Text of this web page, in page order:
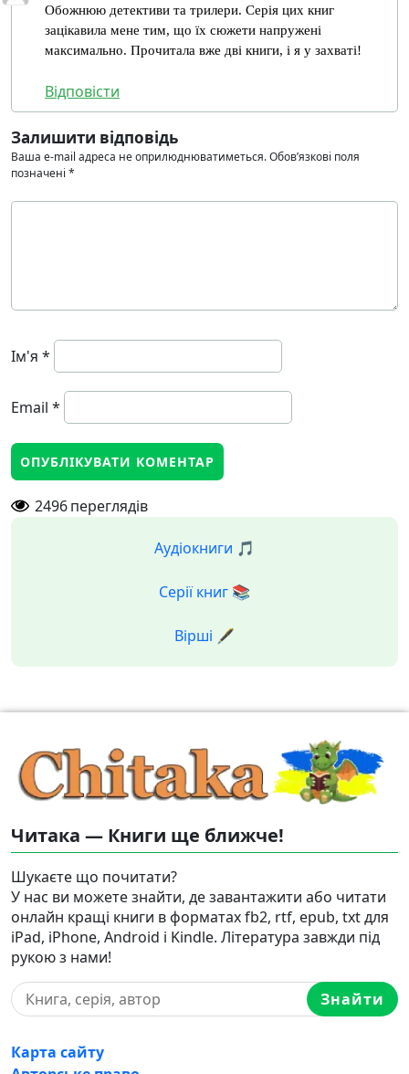
Обожнюю детективи та трилери. Серія цих книг
зацікавила мене тим, що їх сюжети напружені
максимально. Прочитала вже дві книги, і я у захваті!
Відповіcти
Залишити відповідь
Ваша e-mail адреса не оприлюднюватиметься.Обов’язкові поля
позначені *
Ім'я *
Email *
2496переглядів
Аудіокниги 🎵
Серії книг 📚
Вірші 🖋️
Читака — Книги ще ближче!
Шукаєте що почитати?
У нас ви можете знайти, де завантажити або читати
онлайн кращі книги в форматах fb2, rtf, epub, txt для
iPad, iPhone, Android і Kindle. Література завжди під
рукою з нами!
Знайти
Карта сайту